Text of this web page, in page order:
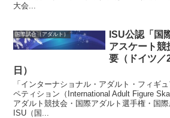
大会...
国際試合（アダルト）
ISU公認「国
アスケート競
要（ドイツ／
日）
「インターナショナル・アダルト・フィギ
ペティション（International Adult Figure
アダルト競技会・国際アダルト選手権・国
ISU（国...